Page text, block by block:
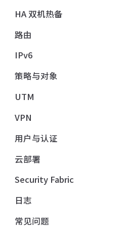
HA 双机热备
路由
IPv6
策略与对象
UTM
VPN
用户与认证
云部署
Security Fabric
日志
常见问题